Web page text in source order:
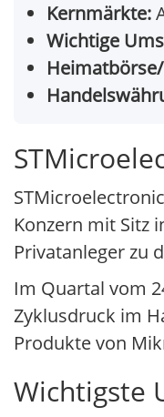
Kernmärkte:
Wichtige
Konzern mit Sitz
Privatanleger zu
Im Quartal vom
Zyklusdruck im
Produkte von
Wichtigste